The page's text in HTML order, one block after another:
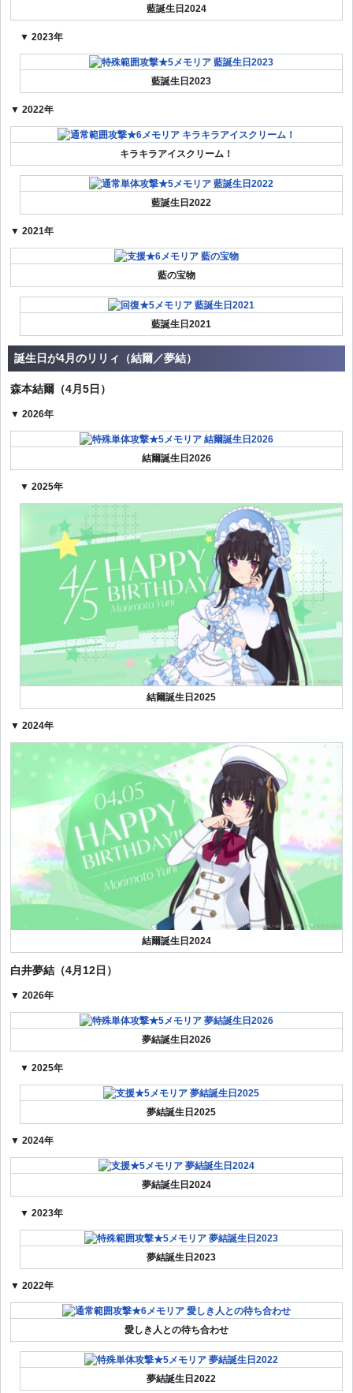
藍誕生日2024
▼ 2023年
藍誕生日2023
▼ 2022年
キラキラアイスクリーム！
藍誕生日2022
▼ 2021年
藍の宝物
藍誕生日2021
誕生日が4月のリリィ（結爾／夢結）
森本結爾（4月5日）
▼ 2026年
結爾誕生日2026
▼ 2025年
結爾誕生日2025
▼ 2024年
結爾誕生日2024
白井夢結（4月12日）
▼ 2026年
夢結誕生日2026
▼ 2025年
夢結誕生日2025
▼ 2024年
夢結誕生日2024
▼ 2023年
夢結誕生日2023
▼ 2022年
愛しき人との待ち合わせ
夢結誕生日2022